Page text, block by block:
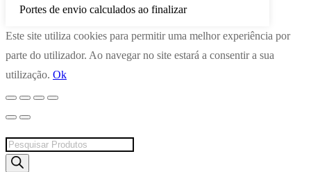
Portes de envio calculados ao finalizar
Este site utiliza cookies para permitir uma melhor experiência por
parte do utilizador. Ao navegar no site estará a consentir a sua
utilização. Ok
Products
search